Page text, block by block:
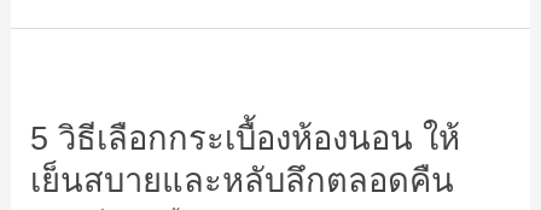
ตอบ
5 วิธีเลือกกระเบื้องห้องนอน ให้
เย็นสบายและหลับลึกตลอดคืน
เลือก
กระเบื้อง
ห้อง